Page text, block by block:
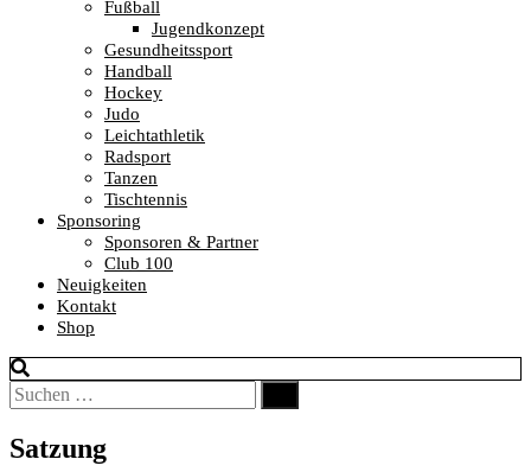
Fußball
Jugendkonzept
Gesundheitssport
Handball
Hockey
Judo
Leichtathletik
Radsport
Tanzen
Tischtennis
Sponsoring
Sponsoren & Partner
Club 100
Neuigkeiten
Kontakt
Shop
Suchen
nach:
Satzung